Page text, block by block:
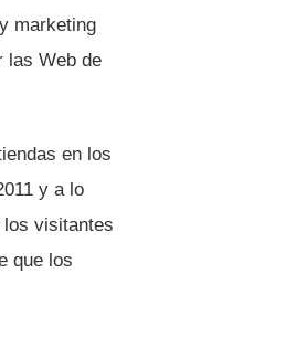
marketing
las Web de
en los
y a lo
los visitantes
que los